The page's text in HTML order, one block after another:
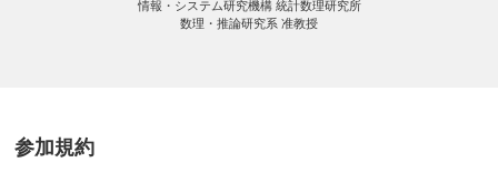
情報・システム研究機構 統計数理研究所
数理・推論研究系 准教授
参加規約